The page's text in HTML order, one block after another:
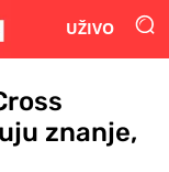
UŽIVO
znanje,